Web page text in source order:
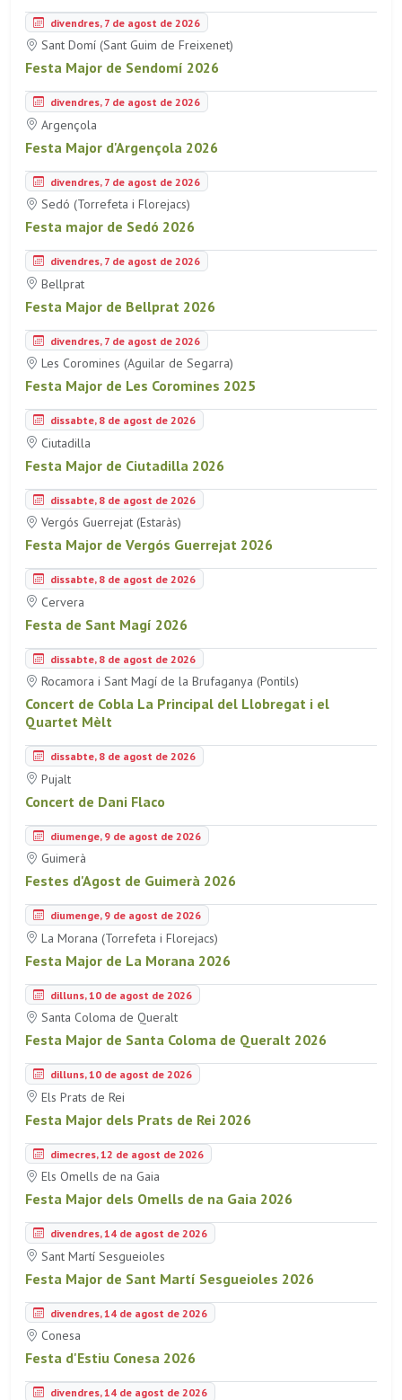
divendres, 7 de agost de 2026
Sant Domí (Sant Guim de Freixenet)
Festa Major de Sendomí 2026
divendres, 7 de agost de 2026
Argençola
Festa Major d'Argençola 2026
divendres, 7 de agost de 2026
Sedó (Torrefeta i Florejacs)
Festa major de Sedó 2026
divendres, 7 de agost de 2026
Bellprat
Festa Major de Bellprat 2026
divendres, 7 de agost de 2026
Les Coromines (Aguilar de Segarra)
Festa Major de Les Coromines 2025
dissabte, 8 de agost de 2026
Ciutadilla
Festa Major de Ciutadilla 2026
dissabte, 8 de agost de 2026
Vergós Guerrejat (Estaràs)
Festa Major de Vergós Guerrejat 2026
dissabte, 8 de agost de 2026
Cervera
Festa de Sant Magí 2026
dissabte, 8 de agost de 2026
Rocamora i Sant Magí de la Brufaganya (Pontils)
Concert de Cobla La Principal del Llobregat i el
Quartet Mèlt
dissabte, 8 de agost de 2026
Pujalt
Concert de Dani Flaco
diumenge, 9 de agost de 2026
Guimerà
Festes d'Agost de Guimerà 2026
diumenge, 9 de agost de 2026
La Morana (Torrefeta i Florejacs)
Festa Major de La Morana 2026
dilluns, 10 de agost de 2026
Santa Coloma de Queralt
Festa Major de Santa Coloma de Queralt 2026
dilluns, 10 de agost de 2026
Els Prats de Rei
Festa Major dels Prats de Rei 2026
dimecres, 12 de agost de 2026
Els Omells de na Gaia
Festa Major dels Omells de na Gaia 2026
divendres, 14 de agost de 2026
Sant Martí Sesgueioles
Festa Major de Sant Martí Sesgueioles 2026
divendres, 14 de agost de 2026
Conesa
Festa d'Estiu Conesa 2026
divendres, 14 de agost de 2026